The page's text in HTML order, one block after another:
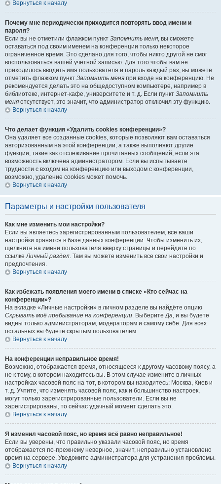
Вернуться к началу
Почему мне периодически приходится повторять ввод имени и
пароля?
Если вы не отметили флажком пункт Запомнить меня, вы сможете
оставаться под своим именем на конференции только некоторое
ограниченное время. Это сделано для того, чтобы никто другой не смог
воспользоваться вашей учётной записью. Для того чтобы вам не
приходилось вводить имя пользователя и пароль каждый раз, вы можете
отметить флажком пункт Запомнить меня при входе на конференцию. Не
рекомендуется делать это на общедоступном компьютере, например в
библиотеке, интернет-кафе, университете и т. д. Если пункт Запомнить
меня отсутствует, это значит, что администратор отключил эту функцию.
Вернуться к началу
Что делает функция «Удалить cookies конференции»?
Она удаляет все созданные cookies, которые позволяют вам оставаться
авторизованным на этой конференции, а также выполняют другие
функции, такие как отслеживание прочитанных сообщений, если эта
возможность включена администратором. Если вы испытываете
трудности с входом на конференцию или выходом с конференции,
возможно, удаление cookies может помочь.
Вернуться к началу
Параметры и настройки пользователя
Как мне изменить мои настройки?
Если вы являетесь зарегистрированным пользователем, все ваши
настройки хранятся в базе данных конференции. Чтобы изменить их,
щёлкните на имени пользователя вверху страницы и перейдите по
ссылкеЛичный раздел. Там вы можете изменить все свои настройки и
предпочтения.
Вернуться к началу
Как избежать появления моего имени в списке «Кто сейчас на
конференции»?
На вкладке «Личные настройки» в личном разделе вы найдёте опцию
Скрывать моё пребывание на конференции. ВыберитеДа, и вы будете
видны только администраторам, модераторам и самому себе. Для всех
остальных вы будете скрытым пользователем.
Вернуться к началу
На конференции неправильное время!
Возможно, отображается время, относящееся к другому часовому поясу, а
не к тому, в котором находитесь вы. В этом случае измените в личных
настройках часовой пояс на тот, в котором вы находитесь: Москва, Киев и
т. д. Учтите, что изменять часовой пояс, как и большинство настроек,
могут только зарегистрированные пользователи. Если вы не
зарегистрированы, то сейчас удачный момент сделать это.
Вернуться к началу
Я изменил часовой пояс, но время всё равно неправильное!
Если вы уверены, что правильно указали часовой пояс, но время
отображается по-прежнему неверное, значит, неправильно установлено
время на сервере. Уведомите администратора для устранения проблемы.
Вернуться к началу